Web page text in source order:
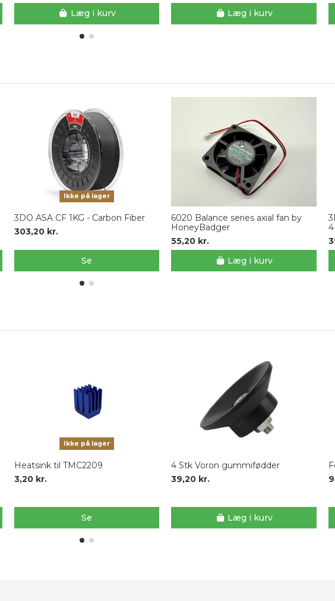
Læg i kurv
Læg i kurv
Ikke på lager
3DO ASA CF 1KG - Carbon Fiber
303,20 kr.
Se
6020 Balance series axial fan by
HoneyBadger
55,20 kr.
Læg i kurv
Ikke på lager
Heatsink til TMC2209
3,20 kr.
Se
4 Stk Voron gummifødder
39,20 kr.
Læg i kurv